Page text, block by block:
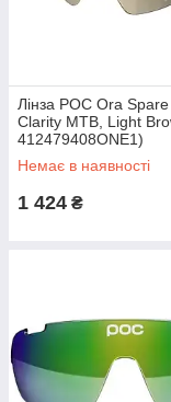
Лінза POC Ora
Clarity MTB, Light
412479408ONE1)
Немає в наявності
1 424 ₴